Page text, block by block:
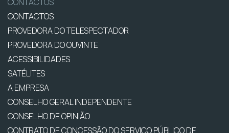
CONTACTOS
PROVEDORA DO TELESPECTADOR
PROVEDORA DO OUVINTE
ACESSIBILIDADES
SATÉLITES
A EMPRESA
CONSELHO GERAL INDEPENDENTE
CONSELHO DE OPINIÃO
CONTRATO DE CONCESSÃO DO SERVIÇO PÚBLICO DE